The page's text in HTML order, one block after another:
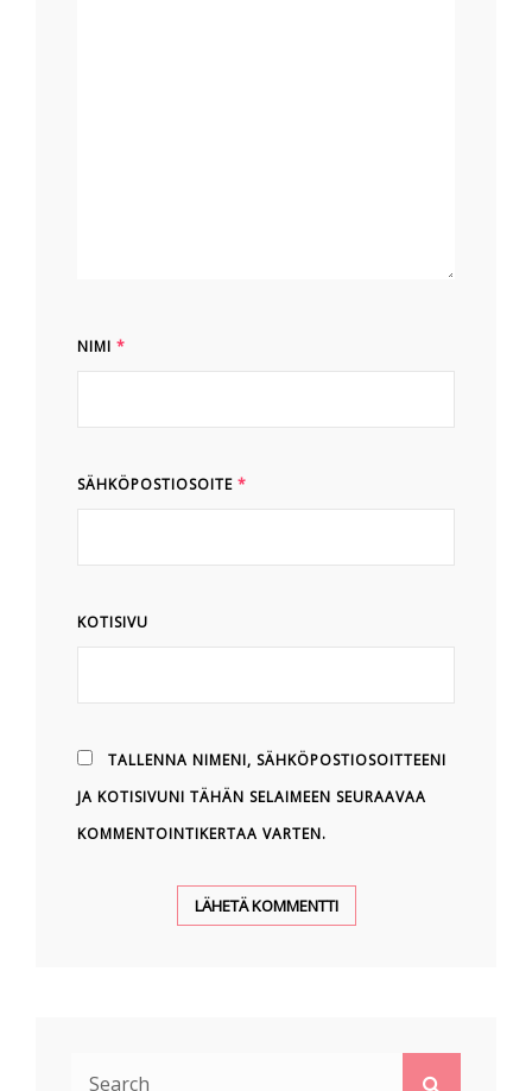
NIMI *
SÄHKÖPOSTIOSOITE *
KOTISIVU
TALLENNA NIMENI, SÄHKÖPOSTIOSOITTEENI
JA KOTISIVUNI TÄHÄN SELAIMEEN SEURAAVAA
KOMMENTOINTIKERTAA VARTEN.